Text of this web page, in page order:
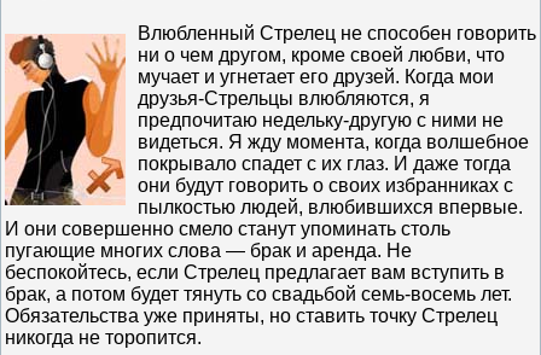
Влюбленный Стрелец не способен говорить
ни о чем другом, кроме своей любви, что
мучает и угнетает его друзей. Когда мои
друзья-Стрельцы влюбляются, я
предпочитаю недельку-другую с ними не
видеться. Я жду момента, когда волшебное
покрывало спадет с их глаз. И даже тогда
они будут говорить о своих избранниках с
пылкостью людей, влюбившихся впервые.
И они совершенно смело станут упоминать столь
пугающие многих слова — брак и аренда. Не
беспокойтесь, если Стрелец предлагает вам вступить в
брак, а потом будет тянуть со свадьбой семь-восемь лет.
Обязательства уже приняты, но ставить точку Стрелец
никогда не торопится.